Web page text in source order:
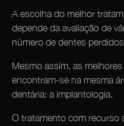
A escolha do melhor
depende da avaliação de
número de dentes
Mesmo assim, as
encontram-se na mesma
dentária: a implantologia.
O tratamento com recurso